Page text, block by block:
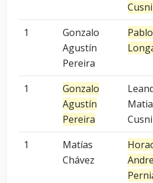
1
Gonzalo
Agustín
Pereira
Pablo
1
Gonzalo
Agustín
Pereira
1
Matías
Chávez